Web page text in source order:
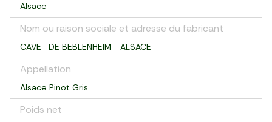
Alsace
Nom ou raison sociale et adresse du fabricant
CAVE DE BEBLENHEIM - ALSACE
Appellation
Alsace Pinot Gris
Poids net